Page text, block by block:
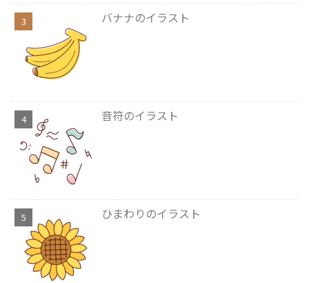
バナナのイラスト
音符のイラスト
ひまわりのイラスト